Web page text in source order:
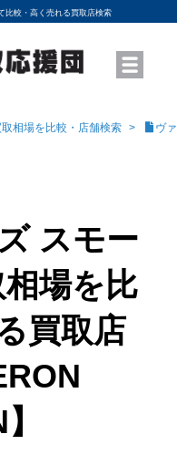
比較・高く売れる買取店検索
べる
調べる
相場を比較・店舗検索 ヴ
スモー
場を比
買取店